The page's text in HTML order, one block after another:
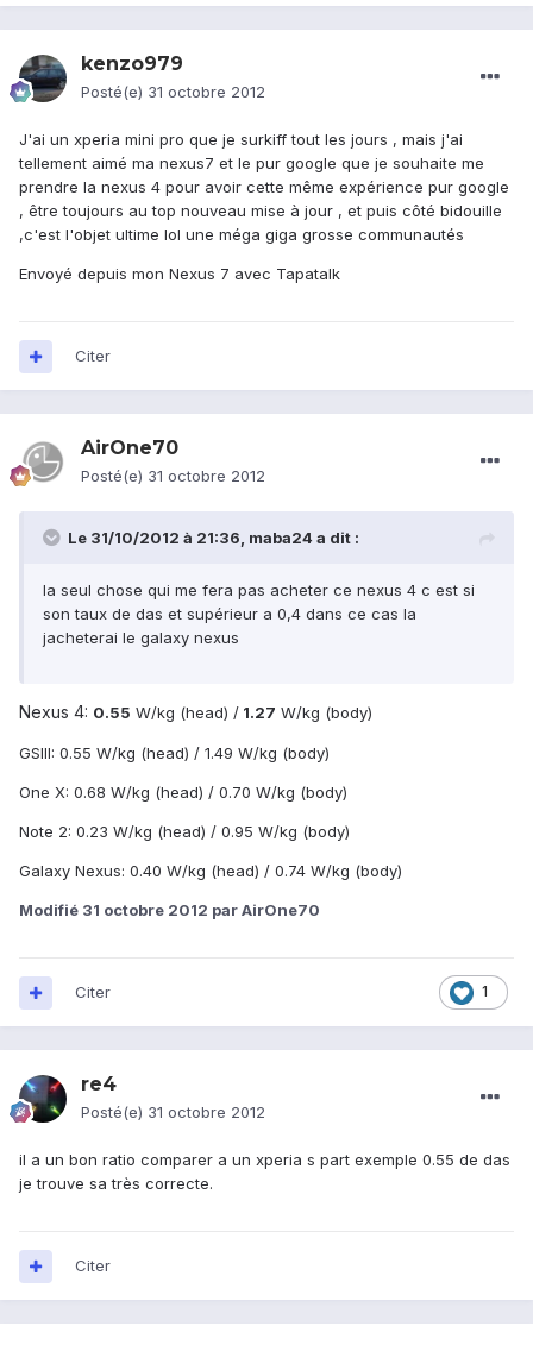
kenzo979
Posté(e) 31 octobre 2012
J'ai un xperia mini pro que je surkiff tout les jours , mais j'ai
tellement aimé ma nexus7 et le pur google que je souhaite me
prendre la nexus 4 pour avoir cette même expérience pur google
, être toujours au top nouveau mise à jour , et puis côté bidouille
,c'est l'objet ultime lol une méga giga grosse communautés
Envoyé depuis mon Nexus 7 avec Tapatalk
Citer
AirOne70
Posté(e) 31 octobre 2012
Le 31/10/2012 à 21:36, maba24 a dit :
la seul chose qui me fera pas acheter ce nexus 4 c est si
son taux de das et supérieur a 0,4 dans ce cas la
jacheterai le galaxy nexus
Nexus 4: 0.55 W/kg (head) / 1.27 W/kg (body)
GSIII: 0.55 W/kg (head) / 1.49 W/kg (body)
One X: 0.68 W/kg (head) / 0.70 W/kg (body)
Note 2: 0.23 W/kg (head) / 0.95 W/kg (body)
Galaxy Nexus: 0.40 W/kg (head) / 0.74 W/kg (body)
Modifié 31 octobre 2012 par AirOne70
1
Citer
re4
Posté(e) 31 octobre 2012
il a un bon ratio comparer a un xperia s part exemple 0.55 de das
je trouve sa très correcte.
Citer